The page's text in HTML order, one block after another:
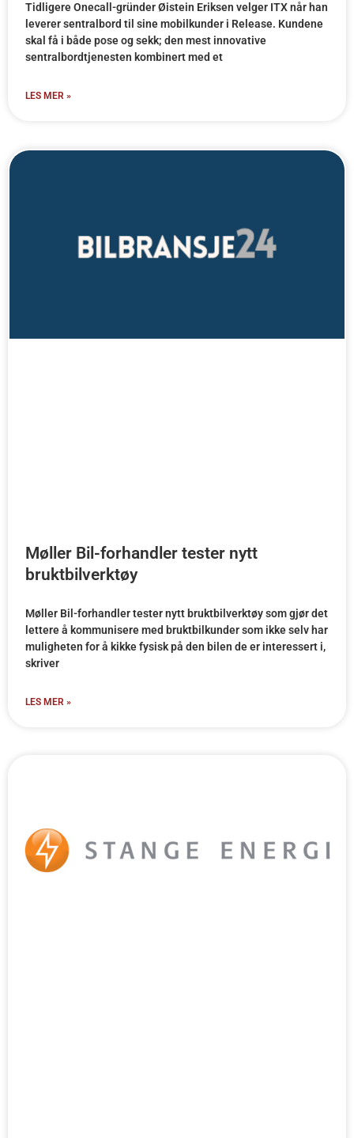
Tidligere Onecall-gründer Øistein Eriksen velger ITX når han
leverer sentralbord til sine mobilkunder i Release. Kundene
skal få i både pose og sekk; den mest innovative
sentralbordtjenesten kombinert med et
LES MER »
Møller Bil-forhandler tester nytt
bruktbilverktøy
Møller Bil-forhandler tester nytt bruktbilverktøy som gjør det
lettere å kommunisere med bruktbilkunder som ikke selv har
muligheten for å kikke fysisk på den bilen de er interessert i,
skriver
LES MER »